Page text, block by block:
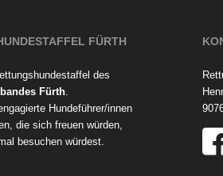
FÜRTH
des
Fürth.
Hundeführer/innen
die sich freuen würden,
besuchen würdest.